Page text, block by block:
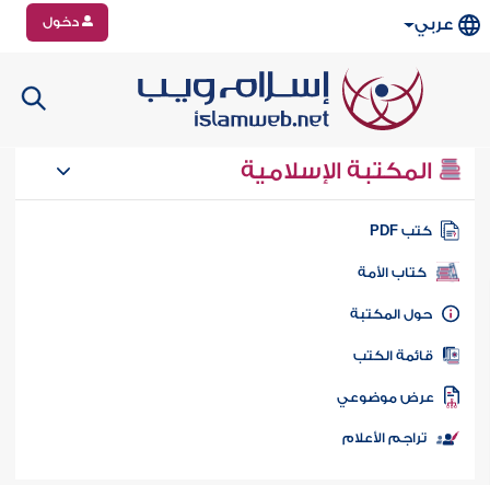
عربي دخول
المكتبة الإسلامية
كتب PDF
كتاب الأمة
المكتبة
الكتب
موضوعي